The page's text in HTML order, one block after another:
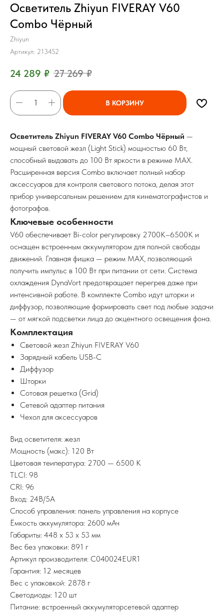
Осветитель Zhiyun FIVERAY V60
Combo Чёрный
Zhiyun
Артикул: 213452
24 289 ₽ 27 269 ₽
В КОРЗИНУ
Осветитель Zhiyun FIVERAY V60 Combo Чёрный —
мощный световой жезл (Light Stick) мощностью 60 Вт,
способный выдавать до 100 Вт яркости в режиме MAX.
Расширенная версия Combo включает полный набор
аксессуаров для контроля светового потока, делая этот
прибор универсальным решением для кинематографистов и
фотографов.
Ключевые особенности
V60 обеспечивает Bi-color регулировку 2700K–6500K и
оснащен встроенным аккумулятором для полной свободы
движений. Главная фишка — режим MAX, позволяющий
получить импульс в 100 Вт при питании от сети. Система
охлаждения DynaVort предотвращает перегрев даже при
интенсивной работе. В комплекте Combo идут шторки и
диффузор, позволяющие формировать свет под любые задачи
— от мягкой подсветки лица до акцентного освещения фона.
Комплектация
Световой жезл Zhiyun FIVERAY V60
Зарядный кабель USB-C
Диффузор
Шторки
Сотовая решетка (Grid)
Сетевой адаптер питания
Чехол для аксессуаров
Вид осветителя: жезл
Мощность (макс): 120 Вт
Цветовая теипература: 2700 — 6500 K
TLCI: 98
CRI: 96
Вход: 24В/5А
Способ управления: панель управления на корпусе
Ёмкость аккумулятора: 2600 мАч
Габариты: 448 x 53 x 53 мм
Вес без упаковки: 891 г
Артикул производителя: C040024EUR1
Гарантия: 12 месяцев
Вес с упаковкой: 2878 г
Светодиоды: 120 шт
Питание: встроенный аккумуляторсетевой адаптер